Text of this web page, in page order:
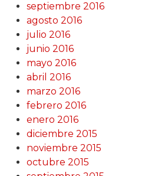
septiembre 2016
agosto 2016
julio 2016
junio 2016
mayo 2016
abril 2016
marzo 2016
febrero 2016
enero 2016
diciembre 2015
noviembre 2015
octubre 2015